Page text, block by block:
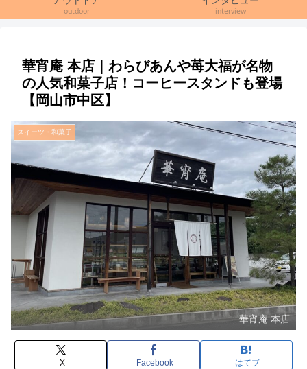
outdoor interview
華宵庵 本店｜わらびあんや苺大福が名物
の人気和菓子店！コーヒースタンドも登場
【岡山市中区】
スイーツ・和菓子
華宵庵 本店
X Facebook はてブ